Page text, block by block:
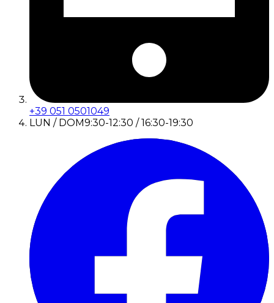
+39 051 0501049
LUN / DOM9:30-12:30 / 16:30-19:30